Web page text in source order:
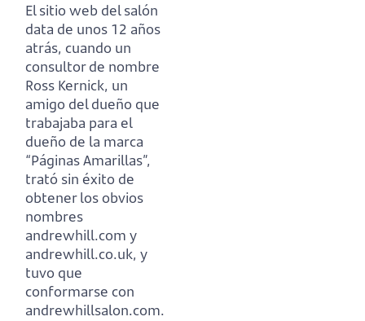
El sitio web del salón
data de unos 12 años
atrás, cuando un
consultor de nombre
Ross Kernick, un
amigo del dueño que
trabajaba para el
dueño de la marca
“Páginas Amarillas”,
trató sin éxito de
obtener los obvios
nombres
andrewhill.com y
andrewhill.co.uk, y
tuvo que
conformarse con
andrewhillsalon.com.